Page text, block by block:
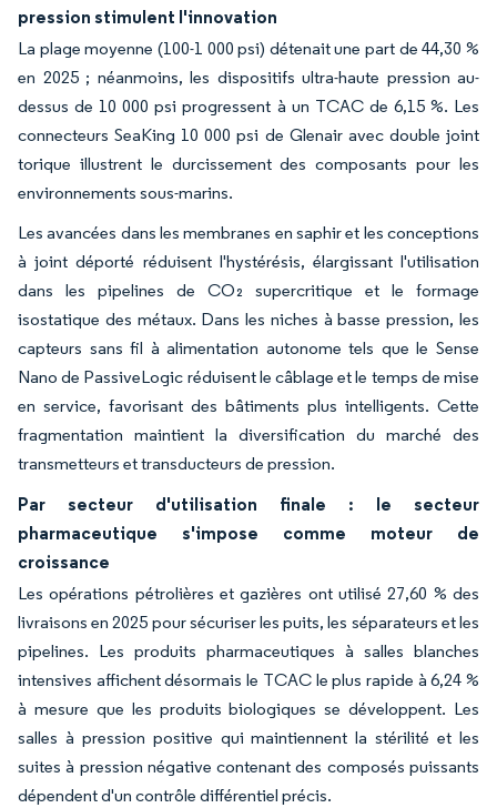
pression stimulent l'innovation
La plage moyenne (100-1 000 psi) détenait une part de 44,30 %
en 2025 ; néanmoins, les dispositifs ultra-haute pression au-
dessus de 10 000 psi progressent à un TCAC de 6,15 %. Les
connecteurs SeaKing 10 000 psi de Glenair avec double joint
torique illustrent le durcissement des composants pour les
environnements sous-marins.
Les avancées dans les membranes en saphir et les conceptions
à joint déporté réduisent l'hystérésis, élargissant l'utilisation
dans les pipelines de CO₂ supercritique et le formage
isostatique des métaux. Dans les niches à basse pression, les
capteurs sans fil à alimentation autonome tels que le Sense
Nano de PassiveLogic réduisent le câblage et le temps de mise
en service, favorisant des bâtiments plus intelligents. Cette
fragmentation maintient la diversification du marché des
transmetteurs et transducteurs de pression.
Par secteur d'utilisation finale : le secteur
pharmaceutique s'impose comme moteur de
croissance
Les opérations pétrolières et gazières ont utilisé 27,60 % des
livraisons en 2025 pour sécuriser les puits, les séparateurs et les
pipelines. Les produits pharmaceutiques à salles blanches
intensives affichent désormais le TCAC le plus rapide à 6,24 %
à mesure que les produits biologiques se développent. Les
salles à pression positive qui maintiennent la stérilité et les
suites à pression négative contenant des composés puissants
dépendent d'un contrôle différentiel précis.